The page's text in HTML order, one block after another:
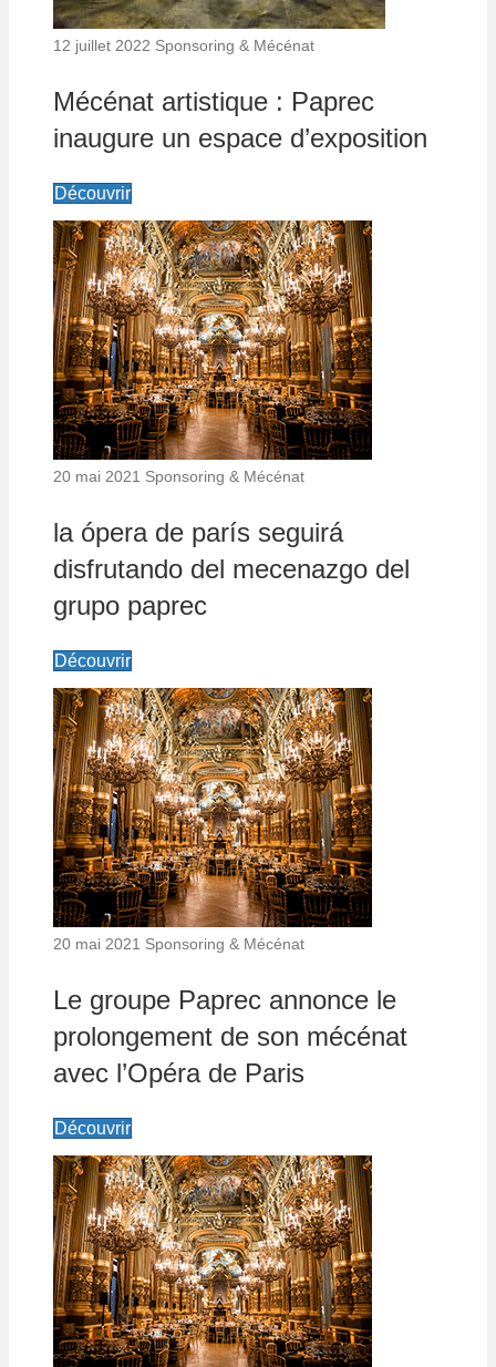
12 juillet 2022 Sponsoring & Mécénat
Mécénat artistique : Paprec
inaugure un espace d’exposition
Découvrir
20 mai 2021 Sponsoring & Mécénat
la ópera de parís seguirá
disfrutando del mecenazgo del
grupo paprec
Découvrir
20 mai 2021 Sponsoring & Mécénat
Le groupe Paprec annonce le
prolongement de son mécénat
avec l’Opéra de Paris
Découvrir